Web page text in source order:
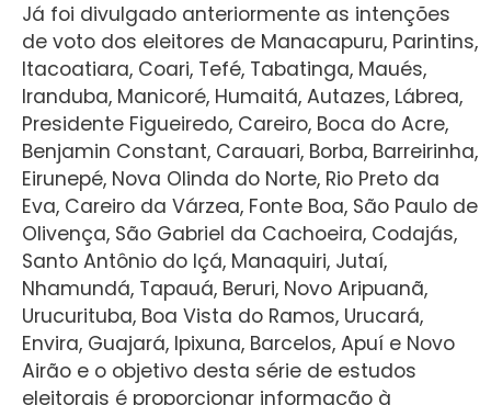
Já foi divulgado anteriormente as intenções
de voto dos eleitores de Manacapuru, Parintins,
Itacoatiara, Coari, Tefé, Tabatinga, Maués,
Iranduba, Manicoré, Humaitá, Autazes, Lábrea,
Presidente Figueiredo, Careiro, Boca do Acre,
Benjamin Constant, Carauari, Borba, Barreirinha,
Eirunepé, Nova Olinda do Norte, Rio Preto da
Eva, Careiro da Várzea, Fonte Boa, São Paulo de
Olivença, São Gabriel da Cachoeira, Codajás,
Santo Antônio do Içá, Manaquiri, Jutaí,
Nhamundá, Tapauá, Beruri, Novo Aripuanã,
Urucurituba, Boa Vista do Ramos, Urucará,
Envira, Guajará, Ipixuna, Barcelos, Apuí e Novo
Airão e o objetivo desta série de estudos
eleitorais é proporcionar informação à